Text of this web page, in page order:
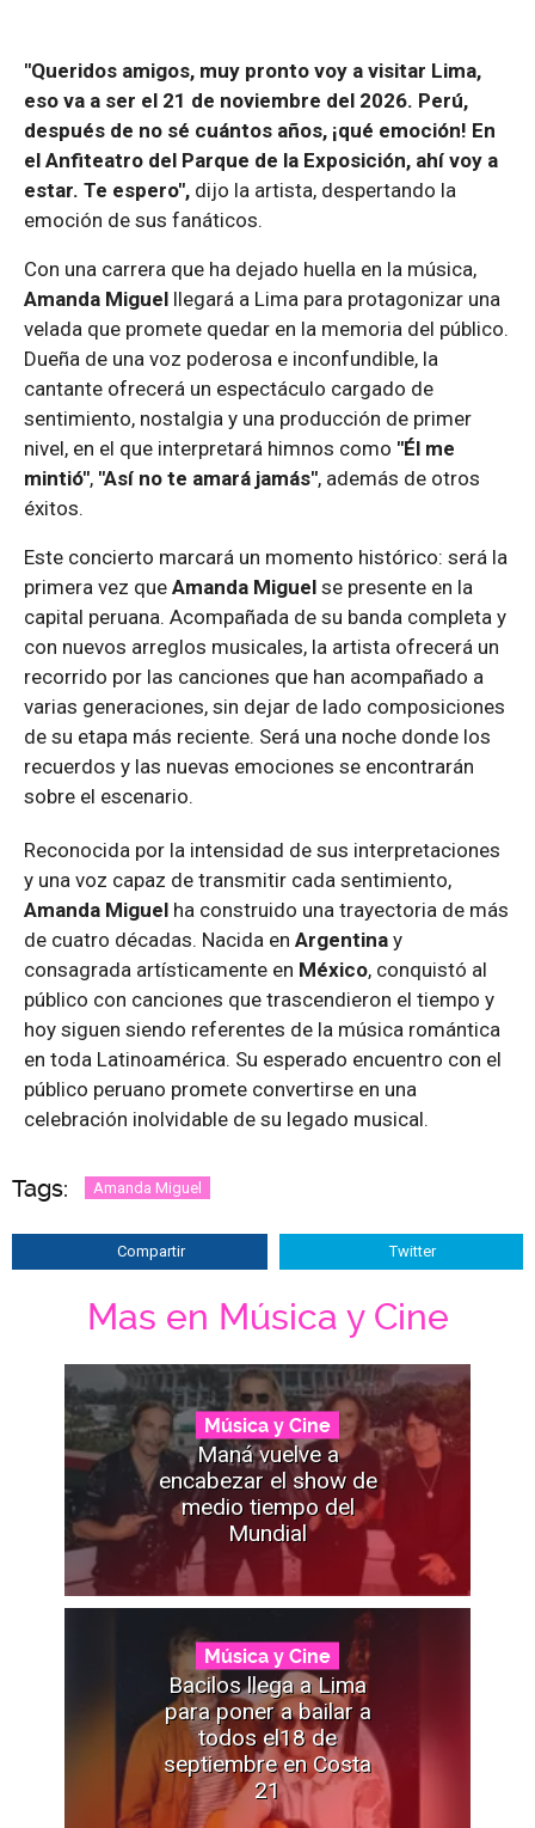
"Queridos amigos, muy pronto voy a visitar Lima,
eso va a ser el 21 de noviembre del 2026. Perú,
después de no sé cuántos años, ¡qué emoción! En
el Anfiteatro del Parque de la Exposición, ahí voy a
estar. Te espero", dijo la artista, despertando la
emoción de sus fanáticos.
Con una carrera que ha dejado huella en la música,
Amanda Miguel llegará a Lima para protagonizar una
velada que promete quedar en la memoria del público.
Dueña de una voz poderosa e inconfundible, la
cantante ofrecerá un espectáculo cargado de
sentimiento, nostalgia y una producción de primer
nivel, en el que interpretará himnos como "Él me
mintió", "Así no te amará jamás", además de otros
éxitos.
Este concierto marcará un momento histórico: será la
primera vez que Amanda Miguel se presente en la
capital peruana. Acompañada de su banda completa y
con nuevos arreglos musicales, la artista ofrecerá un
recorrido por las canciones que han acompañado a
varias generaciones, sin dejar de lado composiciones
de su etapa más reciente. Será una noche donde los
recuerdos y las nuevas emociones se encontrarán
sobre el escenario.
Reconocida por la intensidad de sus interpretaciones
y una voz capaz de transmitir cada sentimiento,
Amanda Miguel ha construido una trayectoria de más
de cuatro décadas. Nacida en Argentina y
consagrada artísticamente en México, conquistó al
público con canciones que trascendieron el tiempo y
hoy siguen siendo referentes de la música romántica
en toda Latinoamérica. Su esperado encuentro con el
público peruano promete convertirse en una
celebración inolvidable de su legado musical.
Tags: Amanda Miguel
Compartir Twitter
Mas en Música y Cine
Música y Cine
Maná vuelve a
encabezar el show de
medio tiempo del
Mundial
Música y Cine
Bacilos llega a Lima
para poner a bailar a
todos el18 de
septiembre en Costa
21